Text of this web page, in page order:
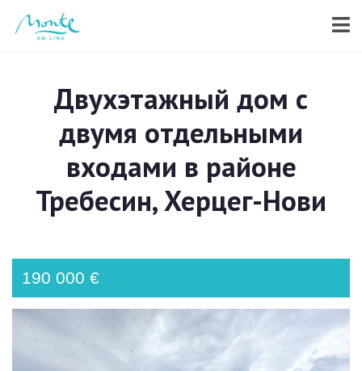
Двухэтажный дом с
двумя отдельными
входами в районе
Требесин, Херцег-Нови
190 000 €